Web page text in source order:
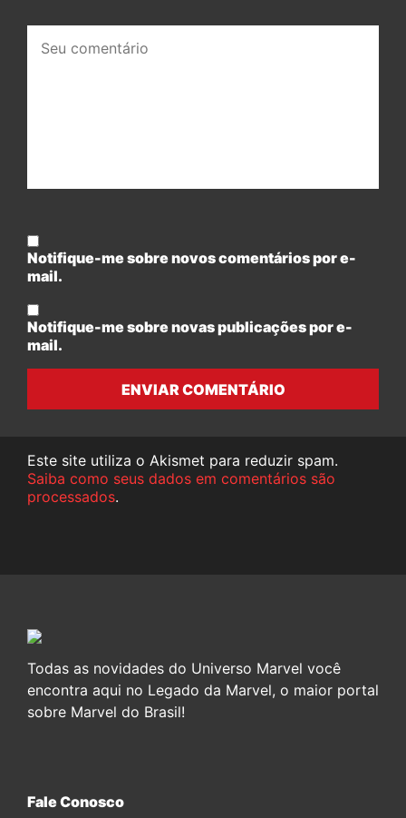
comentário:
Notifique-me sobre novos comentários por e-
mail.
Notifique-me sobre novas publicações por e-
mail.
ENVIAR COMENTÁRIO
Este site utiliza o Akismet para reduzir spam.
Saiba como seus dados em comentários são
processados.
Todas as novidades do Universo Marvel você
encontra aqui no Legado da Marvel, o maior portal
sobre Marvel do Brasil!
Fale Conosco